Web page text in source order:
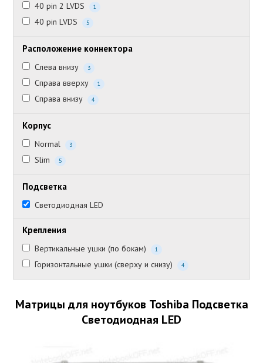
40 pin 2 LVDS 1
40 pin LVDS 5
Расположение коннектора
Слева внизу 3
Справа вверху 1
Справа внизу 4
Корпус
Normal 3
Slim 5
Подсветка
Светодиодная LED
Крепления
Вертикальные ушки (по бокам) 1
Горизонтальные ушки (сверху и снизу) 4
Матрицы для ноутбуков Toshiba Подсветка
Светодиодная LED